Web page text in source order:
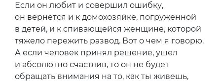
Если он любит и совершил ошибку,
он вернется и к домохозяйке, погруженной
в детей, и к спивающейся женщине, которой
тяжело пережить развод. Вот о чем я говорю.
А если человек принял решение, ушел
и абсолютно счастлив, то он не будет
обращать внимания на то, как ты живешь,